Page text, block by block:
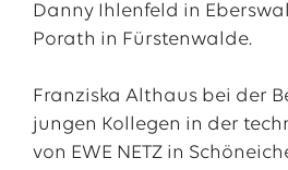
Danny Ihlenfeld in
Porath in Fürstenwalde.
Franziska Althaus bei der
jungen Kollegen in der
von EWE NETZ in